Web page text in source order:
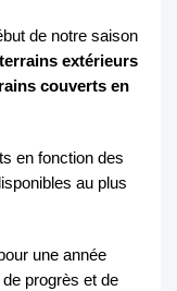
de notre saison
extérieurs
couverts en
en fonction des
au plus
une année
progrès et de